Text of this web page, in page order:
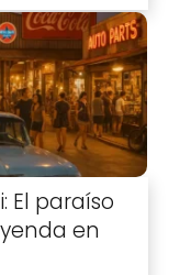
El paraíso
en